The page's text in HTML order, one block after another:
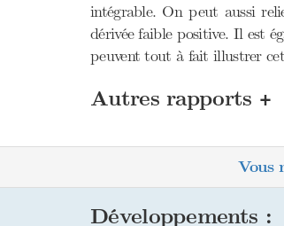
intégrable. On peut aussi
dérivée faible positive. Il est
peuvent tout à fait illustrer
Autres rapports +
Vous
Développements :